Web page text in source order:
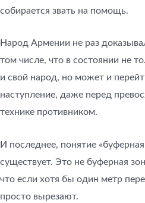
собирается звать на помощь.
Народ Армении не раз
том числе, что в состоянии не
и свой народ, но может и
наступление, даже перед
технике противником.
И последнее, понятие
существует. Это не буферная
что если хотя бы один метр
просто вырезают.